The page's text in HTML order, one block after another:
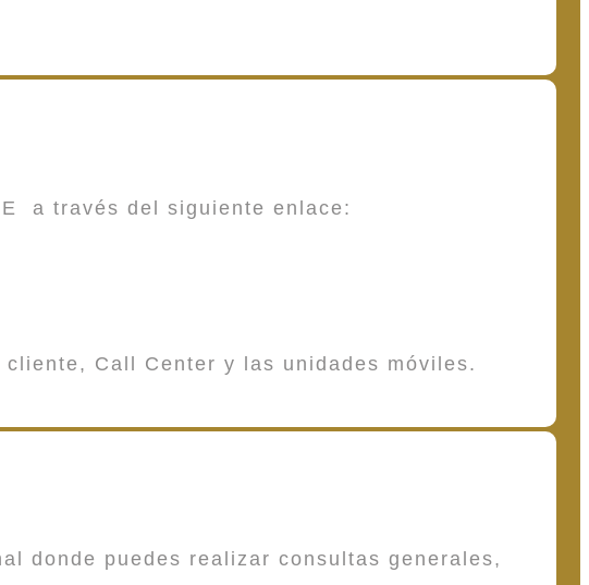
a través del siguiente enlace:
Call Center y las unidades móviles.
donde puedes realizar consultas generales,